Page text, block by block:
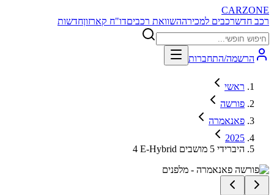
CARZONE
רכב חדשרכבים למכירההשוואת רכביםדו"ח קארזוןחדשות
הרשמה/התחברות
ראשי
פורשה
פאנאמרה
2025
4 E-Hybrid היברידי 5 מושבים